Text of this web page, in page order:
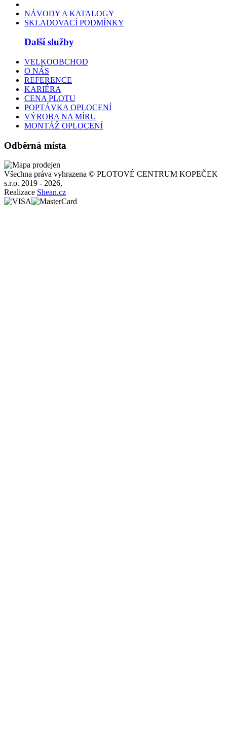
NÁVODY A KATALOGY
SKLADOVACÍ PODMÍNKY
Další služby
VELKOOBCHOD
O NÁS
REFERENCE
KARIÉRA
CENA PLOTU
POPTÁVKA OPLOCENÍ
VÝROBA NA MÍRU
MONTÁŽ OPLOCENÍ
Odběrná místa
Všechna práva vyhrazena © PLOTOVÉ CENTRUM KOPEČEK
s.r.o. 2019 - 2026,
Realizace Shean.cz